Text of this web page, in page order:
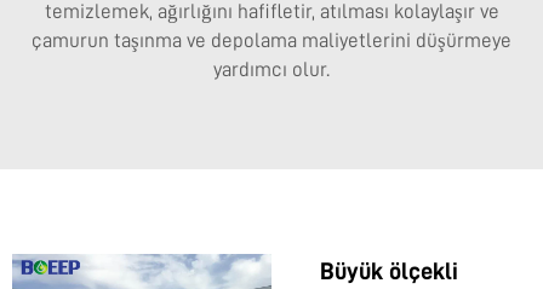
temizlemek, ağırlığını hafifletir, atılması kolaylaşır ve
çamurun taşınma ve depolama maliyetlerini düşürmeye
yardımcı olur.
Büyük ölçekli